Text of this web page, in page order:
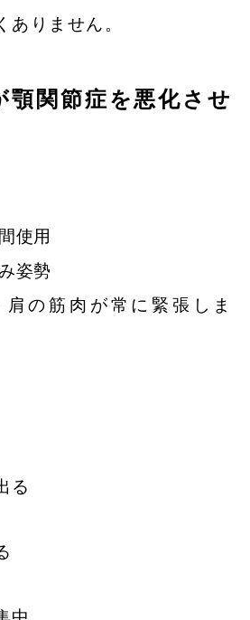
ありません。
顎関節症を悪化させ
使用
姿勢
の筋肉が常に緊張しま
る